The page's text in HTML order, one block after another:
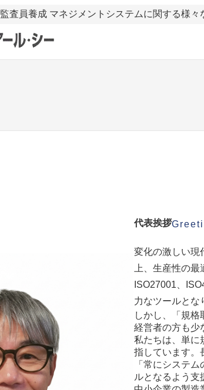
査員養成 マネジメントシステムに関する様々
代表挨拶
変化の激しい現
上、生産性の
ISO27001、
力なツールとな
しかし、「規
経営者の方も少
私たちは、単に
指しています。
「常にシステ
ルとなるよう支